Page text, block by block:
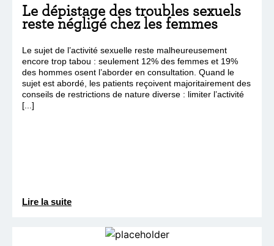
Le dépistage des troubles sexuels
reste négligé chez les femmes
Le sujet de l’activité sexuelle reste malheureusement
encore trop tabou : seulement 12% des femmes et 19%
des hommes osent l’aborder en consultation. Quand le
sujet est abordé, les patients reçoivent majoritairement des
conseils de restrictions de nature diverse : limiter l’activité
[...]
Lire la suite